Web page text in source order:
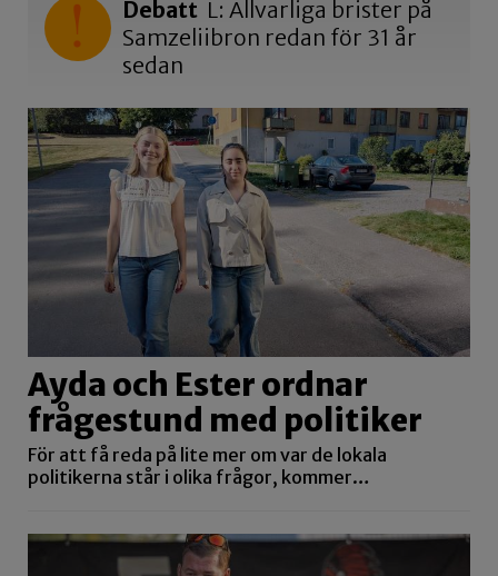
Debatt L: Allvarliga brister på
Samzeliibron redan för 31 år
sedan
Ayda och Ester ordnar
frågestund med politiker
För att få reda på lite mer om var de lokala
politikerna står i olika frågor, kommer…